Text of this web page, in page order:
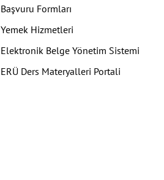
Başvuru Formları
Yemek Hizmetleri
Elektronik Belge Yönetim Sistemi
ERÜ Ders Materyalleri Portali